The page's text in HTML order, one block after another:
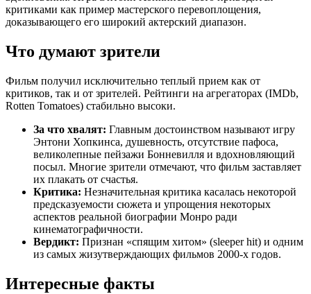
критиками как пример мастерского перевоплощения,
доказывающего его широкий актерский диапазон.
Что думают зрители
Фильм получил исключительно теплый прием как от
критиков, так и от зрителей. Рейтинги на агрегаторах (IMDb,
Rotten Tomatoes) стабильно высоки.
За что хвалят: Главным достоинством называют игру
Энтони Хопкинса, душевность, отсутствие пафоса,
великолепные пейзажи Бонневилля и вдохновляющий
посыл. Многие зрители отмечают, что фильм заставляет
их плакать от счастья.
Критика: Незначительная критика касалась некоторой
предсказуемости сюжета и упрощения некоторых
аспектов реальной биографии Монро ради
кинематографичности.
Вердикт: Признан «спящим хитом» (sleeper hit) и одним
из самых жизутверждающих фильмов 2000-х годов.
Интересные факты